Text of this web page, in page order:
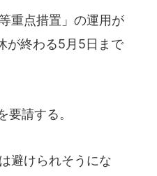
重点措置」の運用が
が終わる5月5日まで
請する。
避けられそうにな